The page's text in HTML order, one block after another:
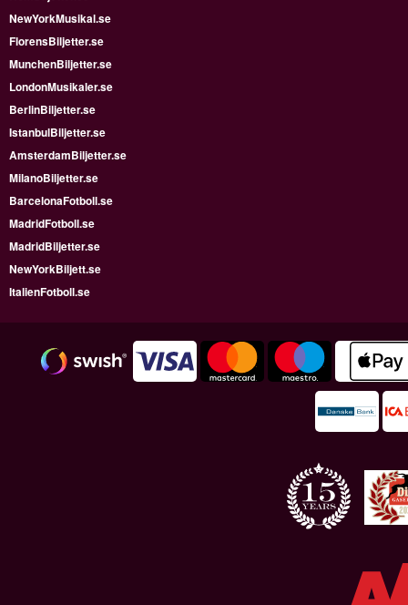
NewYorkMusikal.se
FlorensBiljetter.se
MunchenBiljetter.se
LondonMusikaler.se
BerlinBiljetter.se
IstanbulBiljetter.se
AmsterdamBiljetter.se
MilanoBiljetter.se
BarcelonaFotboll.se
MadridFotboll.se
MadridBiljetter.se
NewYorkBiljett.se
ItalienFotboll.se